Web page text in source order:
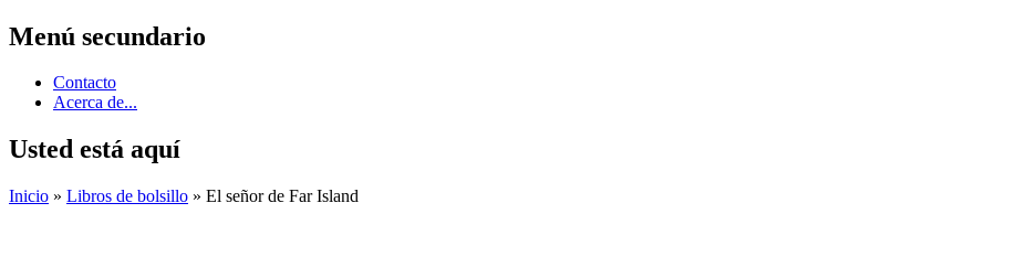
Menú secundario
Contacto
Acerca de...
Usted está aquí
Inicio » Libros de bolsillo » El señor de Far Island